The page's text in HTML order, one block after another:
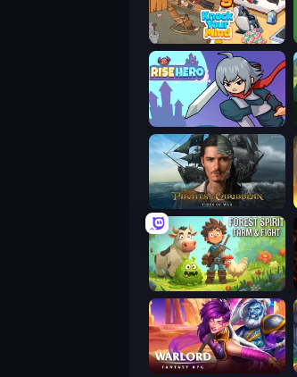
Knock Your Mind
Rise Hero
Forest Spirit: Farm & Fight
Warlord: Fantasy RPG